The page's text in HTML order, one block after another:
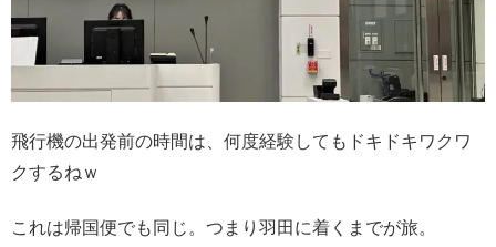
飛行機の出発前の時間は、何度経験してもドキドキワクワ
クするねｗ
これは帰国便でも同じ。つまり羽田に着くまでが旅。